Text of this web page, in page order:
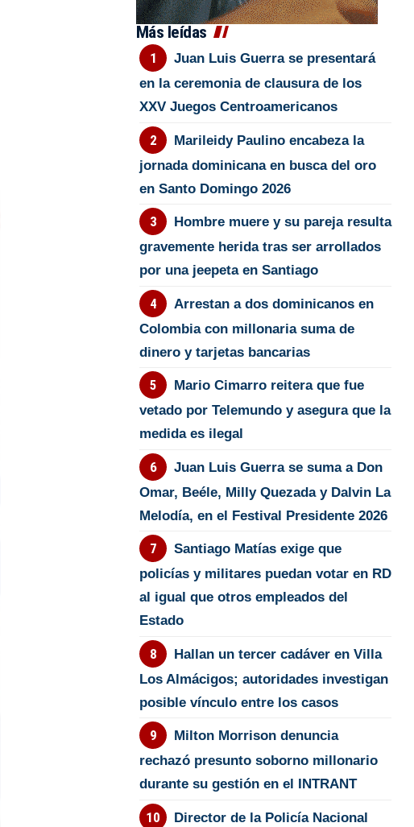
Más leídas
Juan Luis Guerra se presentará
en la ceremonia de clausura de los
XXV Juegos Centroamericanos
Marileidy Paulino encabeza la
jornada dominicana en busca del oro
en Santo Domingo 2026
Hombre muere y su pareja resulta
gravemente herida tras ser arrollados
por una jeepeta en Santiago
Arrestan a dos dominicanos en
Colombia con millonaria suma de
dinero y tarjetas bancarias
Mario Cimarro reitera que fue
vetado por Telemundo y asegura que la
medida es ilegal
Juan Luis Guerra se suma a Don
Omar, Beéle, Milly Quezada y Dalvin La
Melodía, en el Festival Presidente 2026
Santiago Matías exige que
policías y militares puedan votar en RD
al igual que otros empleados del
Estado
Hallan un tercer cadáver en Villa
Los Almácigos; autoridades investigan
posible vínculo entre los casos
Milton Morrison denuncia
rechazó presunto soborno millonario
durante su gestión en el INTRANT
Director de la Policía Nacional